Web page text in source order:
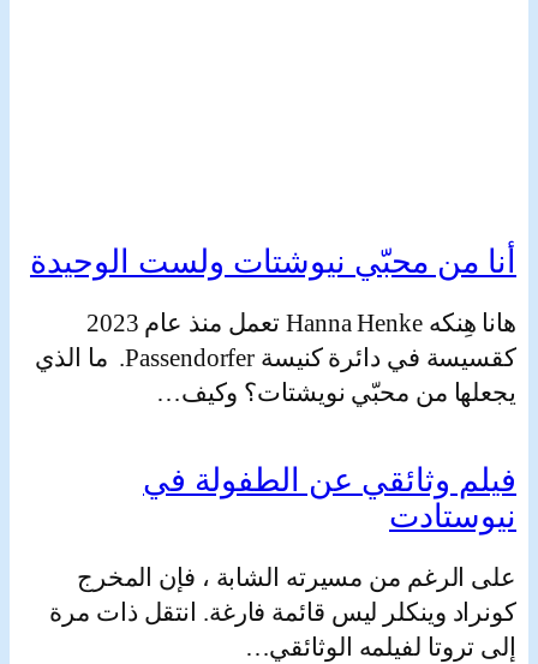
محبّي نيوشتات ولست الوحيدة
هانا هِنكه Hanna Henke تعمل منذ عام 2023
كقسيسة في دائرة كنيسة Passendorfer. ما الذي
من محبّي نويشتات؟ وكيف…
وثائقي عن الطفولة في
من مسيرته الشابة ، فإن المخرج
وينكلر ليس قائمة فارغة. انتقل ذات مرة
لفيلمه الوثائقي…